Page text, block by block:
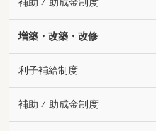
補助 ⁄ 助成金制度
増築・改築・改修
利子補給制度
補助 ⁄ 助成金制度